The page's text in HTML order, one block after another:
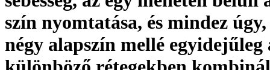
szín nyomtatása, és mindez
négy alapszín mellé egyidejűleg